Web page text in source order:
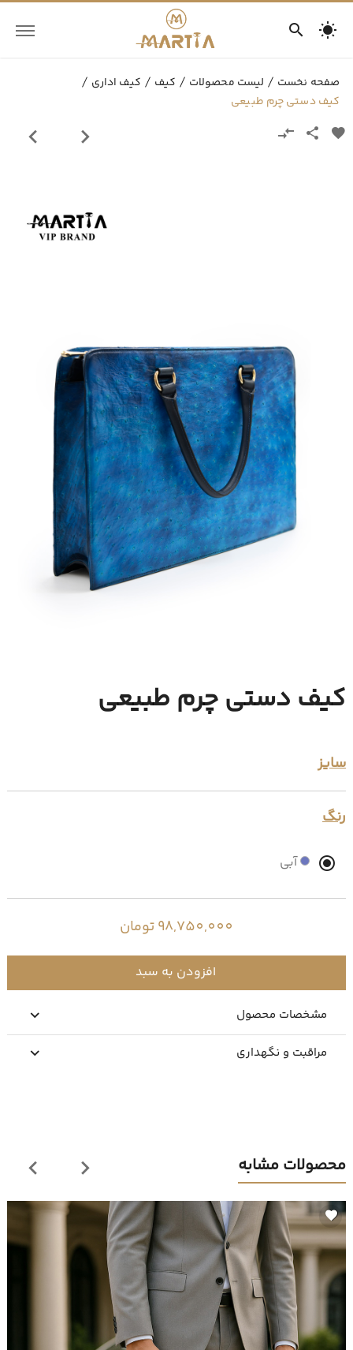
صفحه نخست لیست محصولات کیف
کیف اداری
کیف دستی چرم طبیعی
کیف دستی چرم طبیعی
سایز
رنگ
آبی
98,750,000 تومان
افزودن به سبد
مشخصات محصول
مراقبت و نگهداری
محصولات مشابه